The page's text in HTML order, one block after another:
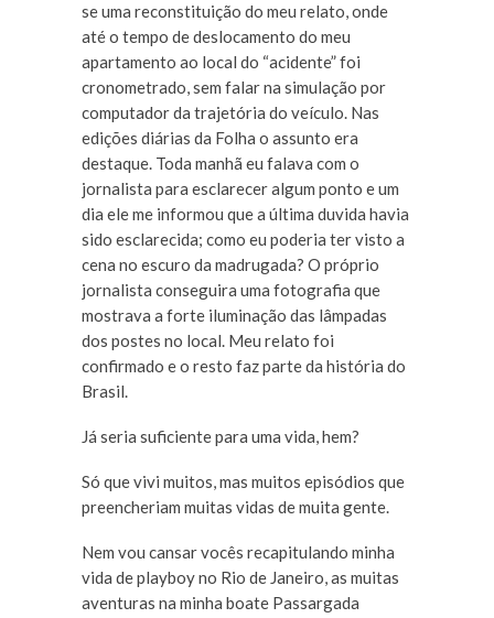
se uma reconstituição do meu relato, onde
até o tempo de deslocamento do meu
apartamento ao local do “acidente” foi
cronometrado, sem falar na simulação por
computador da trajetória do veículo. Nas
edições diárias da Folha o assunto era
destaque. Toda manhã eu falava com o
jornalista para esclarecer algum ponto e um
dia ele me informou que a última duvida havia
sido esclarecida; como eu poderia ter visto a
cena no escuro da madrugada? O próprio
jornalista conseguira uma fotografia que
mostrava a forte iluminação das lâmpadas
dos postes no local. Meu relato foi
confirmado e o resto faz parte da história do
Brasil.
Já seria suficiente para uma vida, hem?
Só que vivi muitos, mas muitos episódios que
preencheriam muitas vidas de muita gente.
Nem vou cansar vocês recapitulando minha
vida de playboy no Rio de Janeiro, as muitas
aventuras na minha boate Passargada